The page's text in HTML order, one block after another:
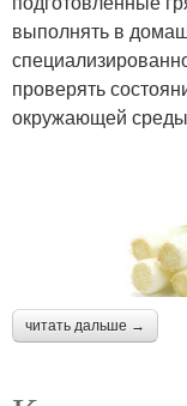
выполнять в
проверять
окружающей
читать дальше →